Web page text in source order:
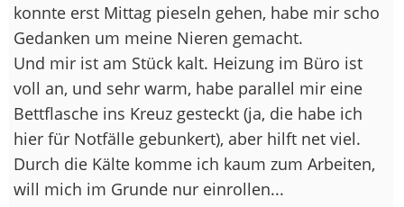
konnte erst Mittag pieseln gehen, habe mir scho
Gedanken um meine Nieren gemacht.
Und mir ist am Stück kalt. Heizung im Büro ist
voll an, und sehr warm, habe parallel mir eine
Bettflasche ins Kreuz gesteckt (ja, die habe ich
hier für Notfälle gebunkert), aber hilft net viel.
Durch die Kälte komme ich kaum zum Arbeiten,
will mich im Grunde nur einrollen...